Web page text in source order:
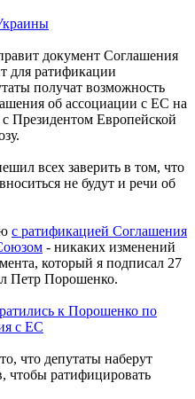
получат возможность
об ассоциации с ЕС на
Президентом Европейской
всех заверить в том, что
не будут и речи об
с ратификацией Соглашения
- никаких изменений
который я подписал 27
Петр Порошенко.
к Порошенко по
с ЕС
что депутаты наберут
чтобы ратифицировать